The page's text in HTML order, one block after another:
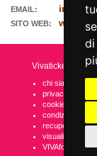
di
EMAIL:
SITO WEB:
Vivaticket
chi siamo
privacy
cookie
condizioni
recupero
visualizza
VIVAforVoucher